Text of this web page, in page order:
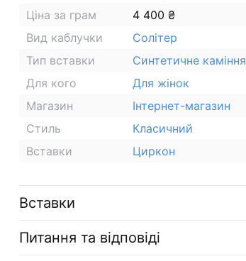
Ціна за грам
4 400 ₴
Вид каблучки
Солітер
Тип вставки
Синтетичне каміння
Для кого
Для жінок
Магазин
Інтернет-магазин
Стиль
Класичний
Вставки
Циркон
Вставки
Питання та відповіді